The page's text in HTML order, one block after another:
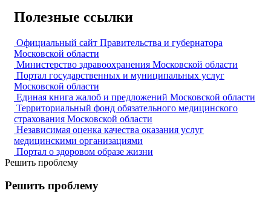
Полезные ссылки
Официальный сайт Правительства и губернатора
Московской области
Министерство здравоохранения Московской области
Портал государственных и муниципальных услуг
Московской области
Единая книга жалоб и предложений Московской области
Территориальный фонд обязательного медицинского
страхования Московской области
Независимая оценка качества оказания услуг
медицинскими организациями
Портал о здоровом образе жизни
Решить проблему
Решить проблему